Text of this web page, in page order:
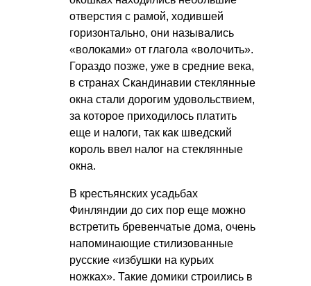
отверстия с рамой, ходившей
горизонтально, они назывались
«волоками» от глагола «волочить».
Гораздо позже, уже в средние века,
в странах Скандинавии стеклянные
окна стали дорогим удовольствием,
за которое приходилось платить
еще и налоги, так как шведский
король ввел налог на стеклянные
окна.
В крестьянских усадьбах
Финляндии до сих пор еще можно
встретить бревенчатые дома, очень
напоминающие стилизованные
русские «избушки на курьих
ножках». Такие домики строились в